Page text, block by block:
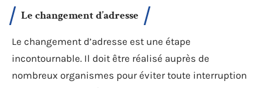
Le changement d’adresse
Le changement d’adresse est une étape
incontournable. Il doit être réalisé auprès de
nombreux organismes pour éviter toute interruption